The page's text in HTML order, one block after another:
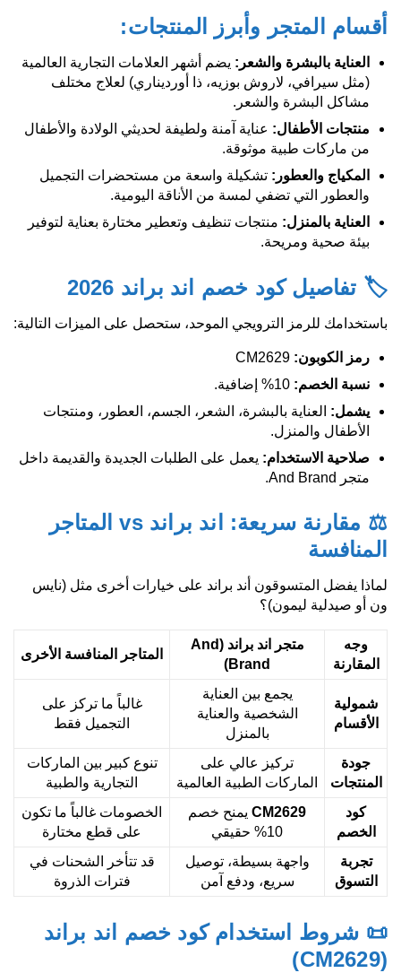
أقسام المتجر وأبرز المنتجات:
العناية بالبشرة والشعر : يضم أشهر العلامات التجارية العالمية
(مثل سيرافي، لاروش بوزيه، ذا أورديناري) لعلاج مختلف
مشاكل البشرة والشعر.
منتجات الأطفال: عناية آمنة ولطيفة لحديثي الولادة والأطفال
من ماركات طبية موثوقة.
المكياج والعطور : تشكيلة واسعة من مستحضرات التجميل
والعطور التي تضفي لمسة من الأناقة اليومية.
العناية بالمنزل: منتجات تنظيف وتعطير مختارة بعناية لتوفير
بيئة صحية ومريحة.
🏷️ تفاصيل كود خصم اند براند 2026
باستخدامك للرمز الترويجي الموحد، ستحصل على الميزات التالية:
رمز الكوبون:
نسبة الخصم:
يشمل: العناية بالبشرة، الشعر، الجسم، العطور، ومنتجات
الأطفال والمنزل.
صلاحية الاستخدام: يعمل على الطلبات الجديدة والقديمة داخل
متجر And Brand.
⚖️ مقارنة سريعة: اند براند vs المتاجر
المنافسة
لماذا يفضل المتسوقون أند براند على خيارات أخرى مثل (نايس
ون أو صيدلية ليمون)؟
وجه
المقارنة
متجر اند براند
(And
Brand)
المتاجر المنافسة الأخرى
شمولية
الأقسام
يجمع بين العناية
الشخصية والعناية
بالمنزل
غالباً ما تركز على
التجميل فقط
جودة
المنتجات
تركيز عالي على
الماركات الطبية العالمية
تنوع كبير بين الماركات
التجارية والطبية
كود
الخصم
CM2629 يمنح خصم
10% حقيقي
الخصومات غالباً ما تكون
على قطع مختارة
تجربة
التسوق
واجهة بسيطة، توصيل
سريع، ودفع آمن
قد تتأخر الشحنات في
فترات الذروة
📜 شروط استخدام كود خصم اند براند
(CM2629)